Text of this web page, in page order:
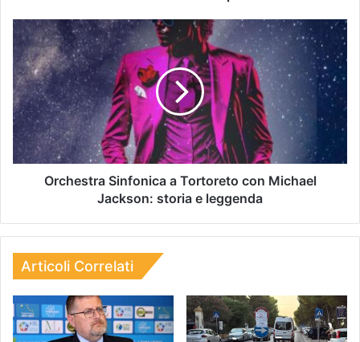
Orchestra Sinfonica a Tortoreto con Michael
Jackson: storia e leggenda
Articoli Correlati